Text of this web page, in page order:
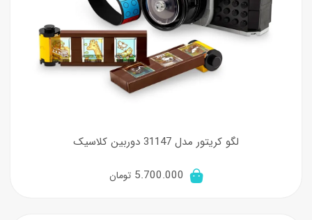
لگو کریتور مدل 31147 دوربین کلاسیک
5.700.000 تومان